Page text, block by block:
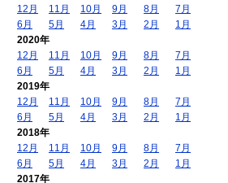
12月
11月 10月 9月 8月
7月
6月
5月 4月 3月 2月
1月
2020年
12月
11月 10月 9月 8月
7月
6月
5月 4月 3月 2月
1月
2019年
12月
11月 10月 9月 8月
7月
6月
5月 4月 3月 2月
1月
2018年
12月
11月 10月 9月 8月
7月
6月
5月 4月 3月 2月
1月
2017年